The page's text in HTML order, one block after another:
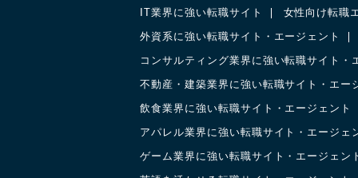
IT業界に強い転職サイト 女性向け転職
外資系に強い転職サイト・エージェント
コンサルティング業界に強い転職サイト・
不動産・建築業界に強い転職サイト・エー
飲食業界に強い転職サイト・エージェント
アパレル業界に強い転職サイト・エージェ
ゲーム業界に強い転職サイト・エージェン